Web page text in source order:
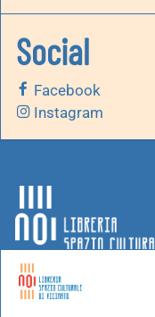
Social
Facebook
Instagram